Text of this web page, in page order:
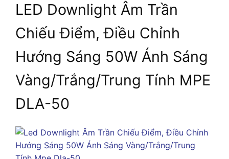
LED Downlight Âm Trần
Chiếu Điểm, Điều Chỉnh
Hướng Sáng 50W Ánh Sáng
Vàng/Trắng/Trung Tính MPE
DLA-50